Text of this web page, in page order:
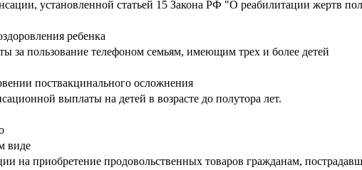
установленной статьей 15 Закона РФ "О реабилитации жертв
ребенка
за пользование телефоном семьям, имеющим трех и более детей
поствакцинального осложнения
выплаты на детей в возрасте до полутора лет.
виде
на приобретение продовольственных товаров гражданам,